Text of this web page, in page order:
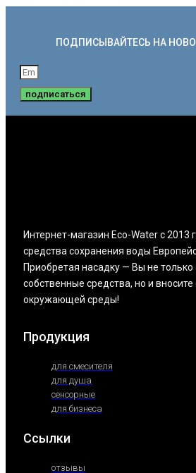
ПОДПИСЫВАЙТЕСЬ НА
подписаться
Интернет-магазин Eco-Water с 2013
средства сохранения воды
Приобретая насадку — Вы не только
собственные средства, но и
окружающей среды!
Продукция
для смесителя
для душа
сенсорные
для бизнеса
Ссылки
отзывы